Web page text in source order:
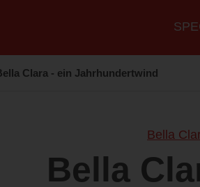
Clara - ein Jahrhundertwind
Bella
Bella